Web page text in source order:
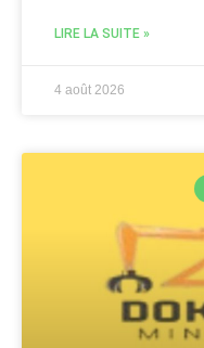
LIRE LA SUITE »
4 août 2026